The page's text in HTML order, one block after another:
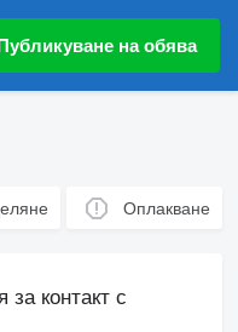
на обява
Оплакване
контакт с